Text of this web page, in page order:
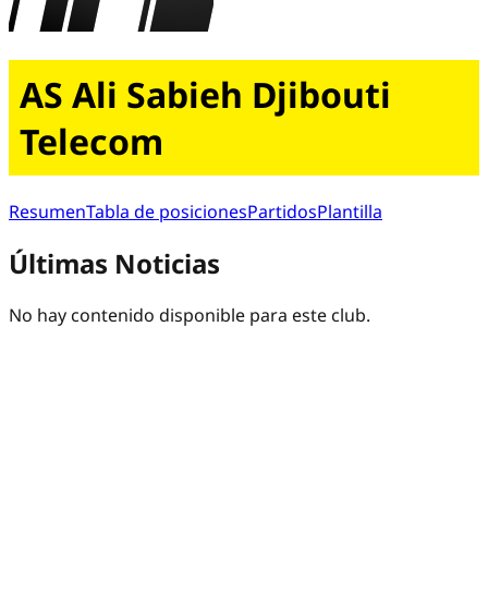
AS Ali Sabieh Djibouti
Telecom
ResumenTabla de posicionesPartidosPlantilla
Últimas Noticias
No hay contenido disponible para este club.